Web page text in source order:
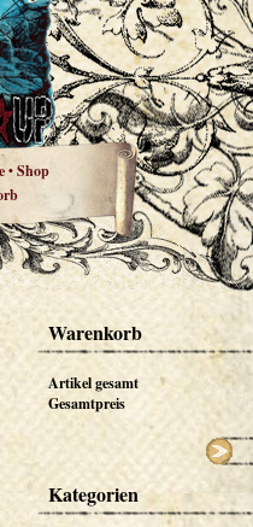
•Shop
Warenkorb
Artikel gesamt
Gesamtpreis
Kategorien